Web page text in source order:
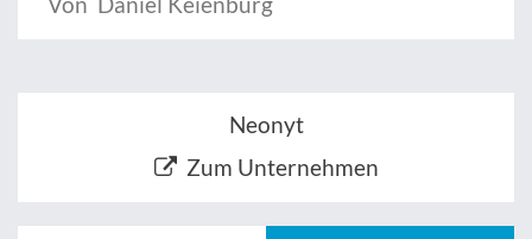
Neonyt
Zum Unternehmen